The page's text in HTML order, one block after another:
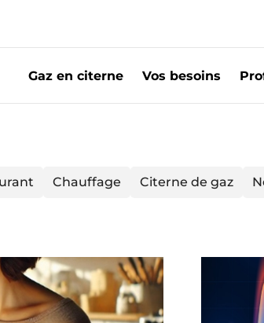
Gaz en citerne Vos besoins
Chauffage Citerne de gaz